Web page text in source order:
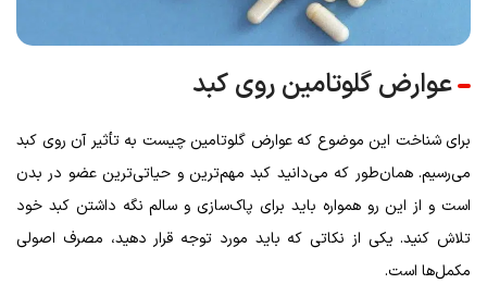
عوارض گلوتامین روی کبد
برای شناخت این موضوع که عوارض گلوتامین چیست به تأثیر آن روی کبد
می‌رسیم. همان‌طور که می‌دانید کبد مهم‌ترین و حیاتی‌ترین عضو در بدن
است و از این رو همواره باید برای پاک‌سازی و سالم نگه داشتن کبد خود
تلاش کنید. یکی از نکاتی که باید مورد توجه قرار دهید، مصرف اصولی
مکمل‌ها است.